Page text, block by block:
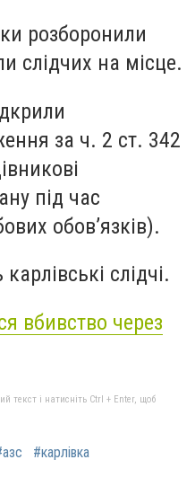
розборонили
слідчих на місце.
за ч. 2 ст. 342
під час
обов’язків).
слідчі.
вбивство через
текст і натисніть Ctrl + Enter, щоб
#карлівка